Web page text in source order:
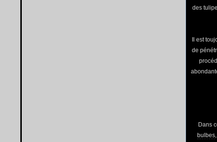
des
Il est
de
Dans
bulbes,